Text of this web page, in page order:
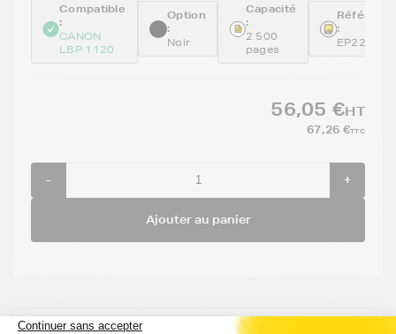
Compatible
:
CANON
LBP 1120
Option
:
Noir
Capacité
:
2 500
pages
:
EP22
56,05 €HT
67,26 €TTC
- +
Ajouter au panier